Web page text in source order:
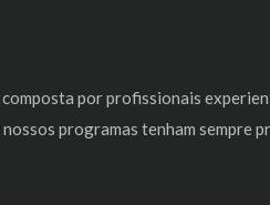
composta por profissionais
programas tenham sempre